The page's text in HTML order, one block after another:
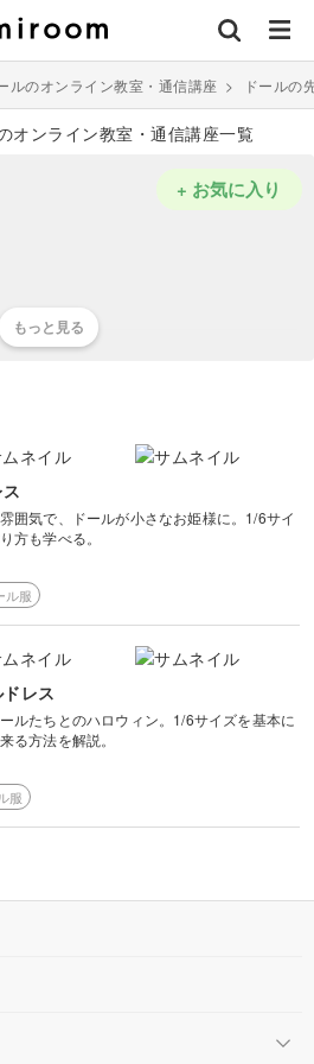
ルのオンライン教室・通信講座 > ドールの
やレース、素材を使用し可愛らしいロリ
っこ。
の」
夢中になっています。
+ お気に入り
囲気で、ドールが小さなお姫様に。1/6サイ
方も学べる。
ル服
レス
ルたちとのハロウィン。1/6サイズを基本に
る方法を解説。
服